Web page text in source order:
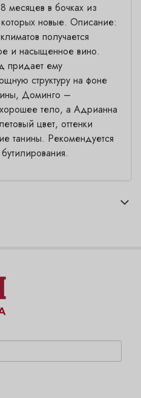
месяцев в бочках из
новые. Описание:
получается
и насыщенное вино.
придает ему
структуру на фоне
Доминго –
тело, а Адрианна
цвет, оттенки
танины. Рекомендуется